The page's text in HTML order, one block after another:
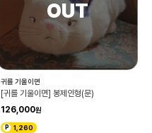
귀를 기울이면
[귀를 기울이면] 봉제인형(문)
126,000
1,260